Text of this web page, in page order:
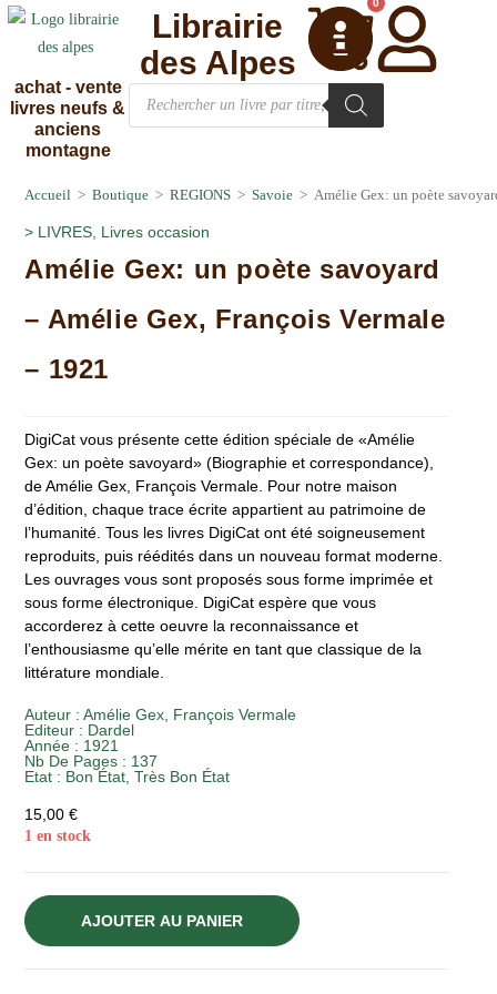
achat - vente
livres neufs &
anciens
montagne
0
Librairie
des Alpes
Accueil > Boutique > REGIONS > Savoie > Amélie Gex: un poète
> LIVRES, Livres occasion
Amélie Gex: un poète savoyard
– Amélie Gex, François Vermale
– 1921
DigiCat vous présente cette édition spéciale de «Amélie
Gex: un poète savoyard» (Biographie et correspondance),
de Amélie Gex, François Vermale. Pour notre maison
d’édition, chaque trace écrite appartient au patrimoine de
l’humanité. Tous les livres DigiCat ont été soigneusement
reproduits, puis réédités dans un nouveau format moderne.
Les ouvrages vous sont proposés sous forme imprimée et
sous forme électronique. DigiCat espère que vous
accorderez à cette oeuvre la reconnaissance et
l’enthousiasme qu’elle mérite en tant que classique de la
littérature mondiale.
Auteur :Amélie Gex, François Vermale
Editeur : Dardel
Année : 1921
Nb De Pages : 137
Etat : Bon État,Très Bon État
15,00€
1 en stock
AJOUTER AU PANIER